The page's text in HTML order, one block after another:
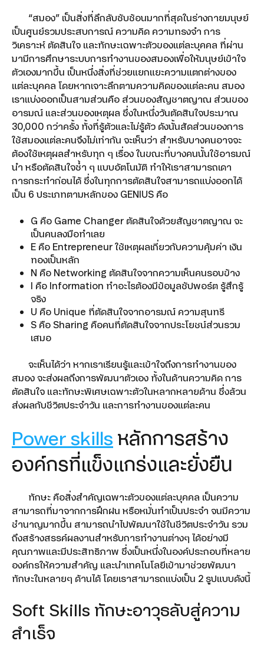
Corporate Internet
Network Solution
TRUE SD-WAN
Ethernet Fiber
Domain Name & Web Hosting
“สมอง” เป็นสิ่งที่ลึกลับซับซ้อนมากที่สุดในร่างกายมนุษย์
เป็นศูนย์รวมประสบการณ์ ความคิด ความทรงจำ การ
วิเคราะห์ ตัดสินใจ และทักษะเฉพาะตัวของแต่ละบุคคล ที่ผ่าน
มามีการศึกษาระบบการทำงานของสมองเพื่อให้มนุษย์เข้าใจ
ตัวเองมากขึ้น เป็นหนึ่งสิ่งที่ช่วยแยกแยะความแตกต่างของ
แต่ละบุคคล โดยหากเจาะลึกตามความคิดของแต่ละคน สมอง
เราแบ่งออกเป็นสามส่วนคือ ส่วนของสัญชาตญาณ ส่วนของ
อารมณ์ และส่วนของเหตุผล ซึ่งในหนึ่งวันตัดสินใจประมาณ
30,000 กว่าครั้ง ทั้งที่รู้ตัวและไม่รู้ตัว ดังนั้นสัดส่วนของการ
ใช้สมองแต่ละคนจึงไม่เท่ากัน จะเห็นว่า สำหรับบางคนอาจจะ
ต้องใช้เหตุผลสำหรับทุก ๆ เรื่อง ในขณะที่บางคนนั้นใช้อารมณ์
นำ หรือตัดสินใจซ้ำ ๆ แบบอัตโนมัติ ทำให้เราสามารถเดา
การกระทำก่อนได้ ซึ่งในทุกการตัดสินใจสามารถแบ่งออกได้
เป็น 6 ประเภทตามหลักของ GENIUS คือ
G คือ Game Changer ตัดสินใจด้วยสัญชาตญาณ จะ
เป็นคนลงมือทำเลย
E คือ Entrepreneur ใช้เหตุผลเกี่ยวกับความคุ้มค่า เงิน
ทองเป็นหลัก
N คือ Networking ตัดสินใจจากความเห็นคนรอบข้าง
I คือ Information ทำอะไรต้องมีข้อมูลซัปพอร์ต รู้สึกรู้
จริง
U คือ Unique ที่ตัดสินใจจากอารมณ์ ความสุนทรี
S คือ Sharing คือคนที่ตัดสินใจจากประโยชน์ส่วนรวม
เสมอ
จะเห็นได้ว่า หากเราเรียนรู้และเข้าใจถึงการทำงานของ
สมอง จะส่งผลถึงการพัฒนาตัวเอง ทั้งในด้านความคิด การ
ตัดสินใจ และทักษะพิเศษเฉพาะตัวในหลากหลายด้าน ซึ่งล้วน
ส่งผลกับชีวิตประจำวัน และการทำงานของแต่ละคน
Power skillsหลักการสร้าง
องค์กรที่แข็งแกร่งและยั่งยืน
ทักษะ คือสิ่งสำคัญเฉพาะตัวของแต่ละบุคคล เป็นความ
สามารถที่มาจากการฝึกฝน หรือหมั่นทำเป็นประจำ จนมีความ
ชำนาญมากขึ้น สามารถนำไปพัฒนาใช้ในชีวิตประจำวัน รวม
ถึงสร้างสรรค์ผลงานสำหรับการทำงานต่างๆ ได้อย่างมี
คุณภาพและมีประสิทธิภาพ ซึ่งเป็นหนึ่งในองค์ประกอบที่หลาย
องค์กรให้ความสำคัญ และนำเทคโนโลยีเข้ามาช่วยพัฒนา
ทักษะในหลายๆ ด้านได้ โดยเราสามารถแบ่งเป็น 2 รูปแบบดังนี้
Soft Skills ทักษะอาวุธลับสู่ความ
สำเร็จ